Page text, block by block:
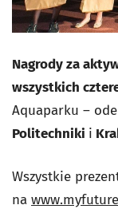
Nagrody za
wszystkich
Aquaparku –
Politechniki i
Wszystkie
na